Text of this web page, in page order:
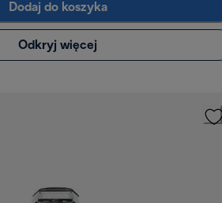
Dodaj do koszyka
Odkryj więcej